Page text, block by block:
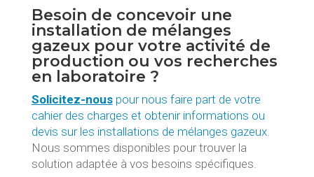
Besoin de concevoir une
installation de mélanges
gazeux pour votre activité de
production ou vos recherches
en laboratoire ?
Solicitez-nouspour nous faire part de votre
cahier des charges et obtenir informations ou
devis sur les installations de mélanges gazeux.
Nous sommes disponibles pour trouver la
solution adaptée à vos besoins spécifiques.